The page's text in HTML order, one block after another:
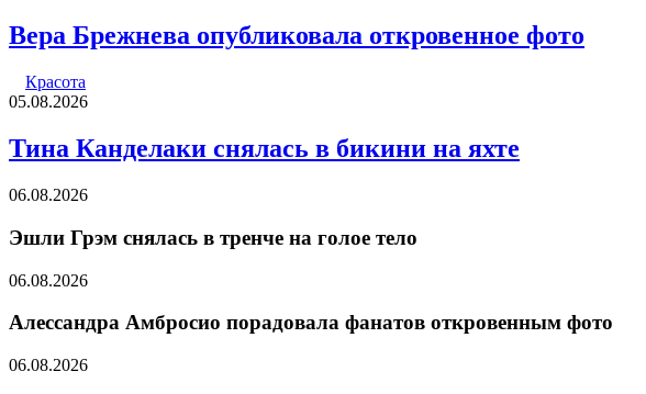
Вера Брежнева опубликовала откровенное фото
Красота
05.08.2026
Тина Канделаки снялась в бикини на яхте
06.08.2026
Эшли Грэм снялась в тренче на голое тело
06.08.2026
Алессандра Амбросио порадовала фанатов откровенным фото
06.08.2026